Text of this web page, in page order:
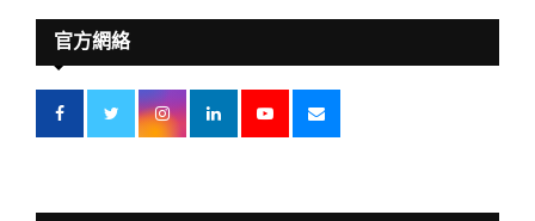
官方網絡